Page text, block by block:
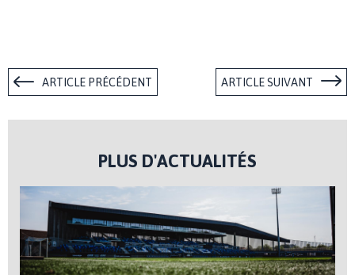
ARTICLE PRÉCÉDENT ARTICLE SUIVANT
PLUS D'ACTUALITÉS